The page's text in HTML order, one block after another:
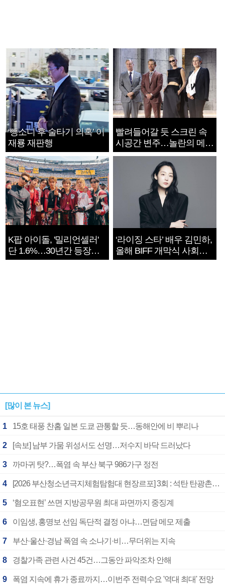
‘뺑소니 후 술타기 의혹’ 이
재룡 재판행
빨려들어갈 듯 스크린 속
시공간 변주…놀란의 메시
지는 ‘전쟁 속죄’
K팝 아이돌, '밀리언셀러'
단 1.6%…30년간 등장
1182개팀 전수조사
‘라이징 스타’ 배우 김민하,
올해 BIFF 개막식 사회자
확정
[많이 본 뉴스]
1 15호 태풍 찬홈 일본 도쿄 관통할 듯…동해안에 비 뿌리나
2 [속보] 남부 가뭄 위성서도 선명…저수지 바닥 드러났다
3 까마귀 탓?…폭염 속 부산 북구 986가구 정전
4 [2026 부산청소년극지체험탐험대 현장르포] 3회 : 석탄 탄광촌에서 북극 연구의 중심지로
5 ‘혐오표현’ 쓰면 지방공무원 최대 파면까지 중징계
6 이임생, 홍명보 선임 독단적 결정 아냐…면담 메모 제출
7 부산·울산·경남 폭염 속 소나기·비…무더위는 지속
8 경찰가족 관련 사건 45건…그동안 파악조차 안해
9 폭염 지속에 휴가 종료까지…이번주 전력수요 '역대 최대' 전망